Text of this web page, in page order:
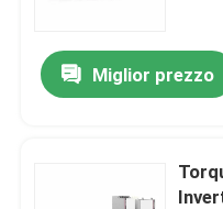
Miglior prezzo